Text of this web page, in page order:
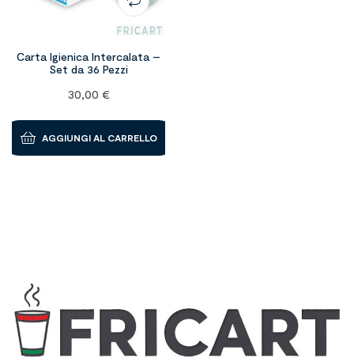
Carta Igienica Intercalata –
Set da 36 Pezzi
30,00 €
AGGIUNGI AL CARRELLO